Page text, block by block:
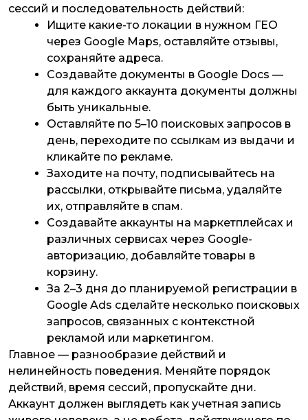
сессий и последовательность действий:
Ищите какие-то локации в нужном ГЕО
через Google Maps, оставляйте отзывы,
сохраняйте адреса.
Создавайте документы в Google Docs —
для каждого аккаунта документы должны
быть уникальные.
Оставляйте по 5–10 поисковых запросов в
день, переходите по ссылкам из выдачи и
кликайте по рекламе.
Заходите на почту, подписывайтесь на
рассылки, открывайте письма, удаляйте
их, отправляйте в спам.
Создавайте аккаунты на маркетплейсах и
различных сервисах через Google-
авторизацию, добавляйте товары в
корзину.
За 2–3 дня до планируемой регистрации в
Google Ads сделайте несколько поисковых
запросов, связанных с контекстной
рекламой или маркетингом.
Главное — разнообразие действий и
нелинейность поведения. Меняйте порядок
действий, время сессий, пропускайте дни.
Аккаунт должен выглядеть как учетная запись